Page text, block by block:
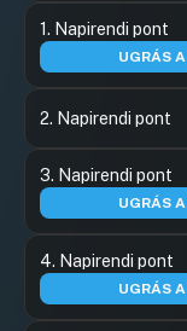
1. Napirendi pont
UGRÁS
2. Napirendi pont
3. Napirendi pont
UGRÁS
4. Napirendi pont
UGRÁS